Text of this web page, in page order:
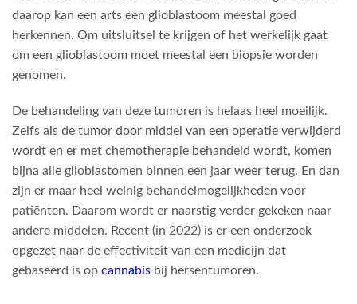
daarop kan een arts een glioblastoom meestal goed
herkennen. Om uitsluitsel te krijgen of het werkelijk gaat
om een glioblastoom moet meestal een biopsie worden
genomen.
De behandeling van deze tumoren is helaas heel moeilijk.
Zelfs als de tumor door middel van een operatie verwijderd
wordt en er met chemotherapie behandeld wordt, komen
bijna alle glioblastomen binnen een jaar weer terug. En dan
zijn er maar heel weinig behandelmogelijkheden voor
patiënten. Daarom wordt er naarstig verder gekeken naar
andere middelen. Recent (in 2022) is er een onderzoek
opgezet naar de effectiviteit van een medicijn dat
gebaseerd is op cannabis bij hersentumoren.